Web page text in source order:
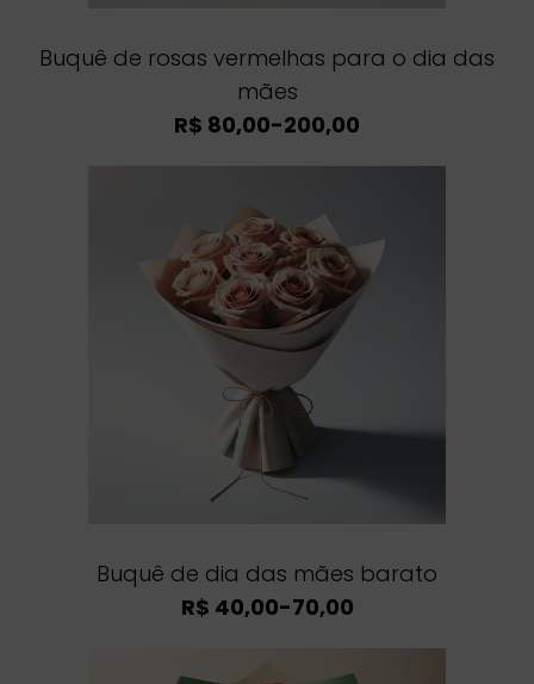
Buquê de rosas vermelhas para o dia das
mães
R$ 80,00-200,00
Buquê de dia das mães barato
R$ 40,00-70,00